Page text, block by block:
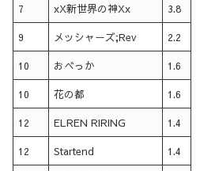
7 xX新世界の神Xx 3.8
9 メッシャーズ;Rev 2.2
10 おべっか 1.6
10 花の都 1.6
12 ELREN RIRING 1.4
12 Startend 1.4